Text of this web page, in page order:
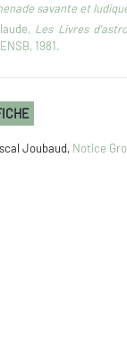
savante et
Les Livres
1981.
Joubaud, Notice